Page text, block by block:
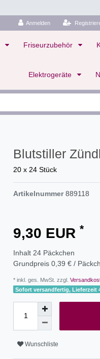
Anmelden
Friseurzubehör
Elektrogeräte
Blutstiller
20 x 24 Stück
Artikelnummer889118
9,30 EUR *
Inhalt 24 Päckchen
Grundpreis 0,39 € /
* inkl. ges. MwSt. zzgl.
Sofort versandfertig, Lieferzeit
Wunschliste